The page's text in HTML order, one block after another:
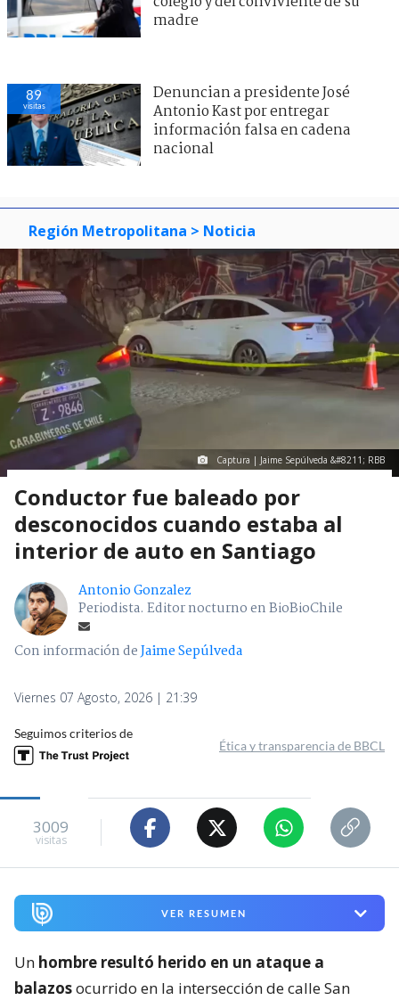
madre
89
visitas
Denuncian a presidente José
Antonio Kast por entregar
información falsa en cadena
nacional
Región Metropolitana > Noticia
Captura | Jaime Sepúlveda &#8211; RBB
Conductor fue baleado por
desconocidos cuando estaba al
interior de auto en Santiago
Antonio Gonzalez
Periodista. Editor nocturno en BioBioChile
Con información deJaime Sepúlveda
Viernes 07 Agosto, 2026 | 21:39
Seguimos criterios de
Ética y transparencia de BBCL
3009
visitas
VER RESUMEN
Un hombre resultó herido en un ataque a
balazosocurrido en la intersección de calle San